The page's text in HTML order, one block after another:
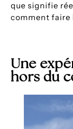
que signifie
comment faire
Une
hors du